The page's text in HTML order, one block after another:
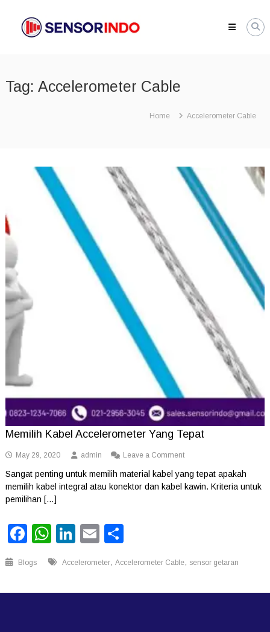
content
SENSORINDO.COM
di
Indonesia
Tag: Accelerometer Cable
Home Accelerometer Cable
Memilih Kabel Accelerometer Yang Tepat
May 29, 2020 admin Leave a Commenton
Kabel
Accelerometer
Sangat penting untuk memilih material kabel yang tepat apakah
memilih kabel integral atau konektor dan kabel kawin. Kriteria untuk
pemilihan […]
Facebook
WhatsApp
LinkedIn
Email
Blogs Accelerometer, Accelerometer Cable, sensor getaran